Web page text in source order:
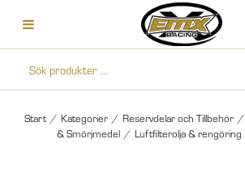
Start / Kategorier / Reservdelar och Tillbehör /
& Smörjmedel / Luftfilterolja & rengöring